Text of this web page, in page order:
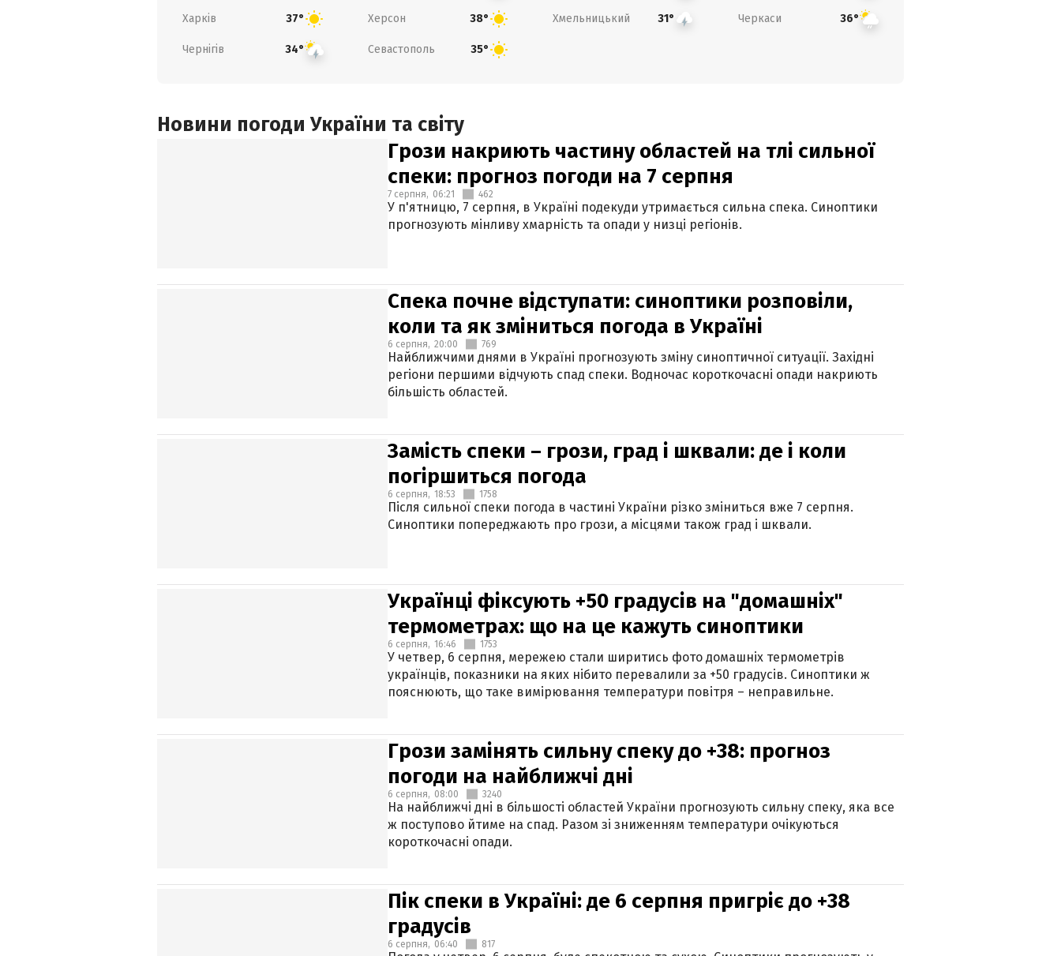
Харків 37° Херсон 38° Хмельницький 31° Черкаси 36°
Чернігів 34° Севастополь 35°
Новини погоди України та світу
Грози накриють частину областей на тлі сильної
спеки: прогноз погоди на 7 серпня
7 серпня, 06:21 462
У п'ятницю, 7 серпня, в Україні подекуди утримається сильна спека. Синоптики
прогнозують мінливу хмарність та опади у низці регіонів.
Спека почне відступати: синоптики розповіли,
коли та як зміниться погода в Україні
6 серпня, 20:00 769
Найближчими днями в Україні прогнозують зміну синоптичної ситуації. Західні
регіони першими відчують спад спеки. Водночас короткочасні опади накриють
більшість областей.
Замість спеки – грози, град і шквали: де і коли
погіршиться погода
6 серпня, 18:53 1758
Після сильної спеки погода в частині України різко зміниться вже 7 серпня.
Синоптики попереджають про грози, а місцями також град і шквали.
Українці фіксують +50 градусів на "домашніх"
термометрах: що на це кажуть синоптики
6 серпня, 16:46 1753
У четвер, 6 серпня, мережею стали ширитись фото домашніх термометрів
українців, показники на яких нібито перевалили за +50 градусів. Синоптики ж
пояснюють, що таке вимірювання температури повітря – неправильне.
Грози замінять сильну спеку до +38: прогноз
погоди на найближчі дні
6 серпня, 08:00 3240
На найближчі дні в більшості областей України прогнозують сильну спеку, яка все
ж поступово йтиме на спад. Разом зі зниженням температури очікуються
короткочасні опади.
Пік спеки в Україні: де 6 серпня пригріє до +38
градусів
6 серпня, 06:40 817